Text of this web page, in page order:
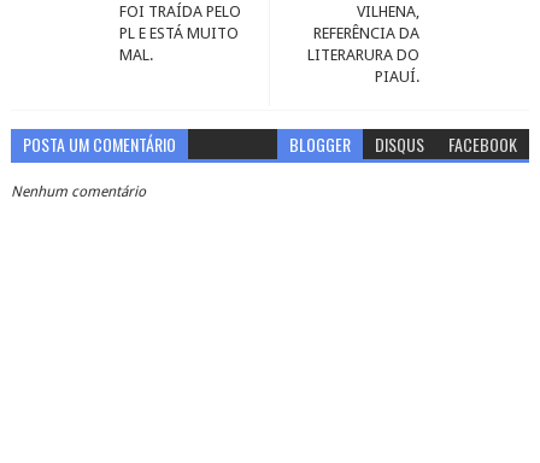
VILHENA,
REFERÊNCIA DA
LITERARURA DO
PIAUÍ.
FOI TRAÍDA PELO
PL E ESTÁ MUITO
MAL.
POSTA UM COMENTÁRIO BLOGGER DISQUS FACEBOOK
Nenhum comentário